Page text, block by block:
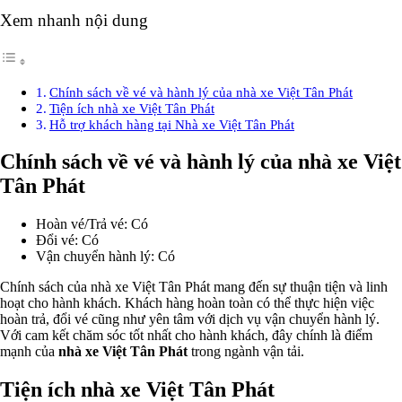
Xem nhanh nội dung
Chính sách về vé và hành lý của nhà xe Việt Tân Phát
Tiện ích nhà xe Việt Tân Phát
Hỗ trợ khách hàng tại Nhà xe Việt Tân Phát
Chính sách về vé và hành lý của nhà xe Việt
Tân Phát
Hoàn vé/Trả vé: Có
Đổi vé: Có
Vận chuyển hành lý: Có
Chính sách của nhà xe Việt Tân Phát mang đến sự thuận tiện và linh
hoạt cho hành khách. Khách hàng hoàn toàn có thể thực hiện việc
hoàn trả, đổi vé cũng như yên tâm với dịch vụ vận chuyển hành lý.
Với cam kết chăm sóc tốt nhất cho hành khách, đây chính là điểm
mạnh của nhà xe Việt Tân Phát trong ngành vận tải.
Tiện ích nhà xe Việt Tân Phát